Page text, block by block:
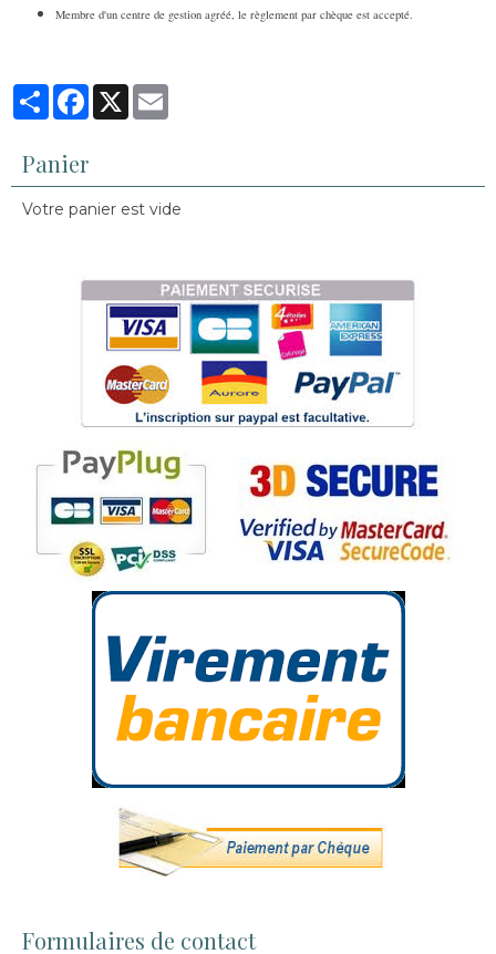
Membre d'un centre de gestion agréé, le règlement par chèque est accepté.
PartagerFacebook
X
Panier
Votre panier est vide
Formulaires de contact